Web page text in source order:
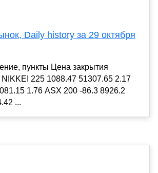
Daily history за 29 октября
пункты Цена закрытия
225 1088.47 51307.65 2.17
1.76 ASX 200 -86.3 8926.2
...